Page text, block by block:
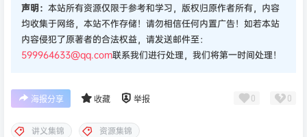
声明： 本站所有资源仅限于参考和学习，版权归原作者所有，内容
均收集于网络，本站不作存储！请勿相信任何内置广告！如若本站
内容侵犯了原著者的合法权益，请发送邮件至：
599964633@qq.com联系我们进行处理，我们将第一时间处理！
海报分享 收藏 举报 0 0
讲义集锦 资源集锦